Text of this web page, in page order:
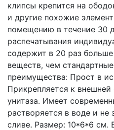
клипсы крепится на
и другие похожие
помещению в течение 30
распечатывания
содержит в 20 раз
веществ, чем
преимущества: Прост в
Прикрепляется к внешней
унитаза. Имеет
растворяется в воде и не
сливе. Размер: 10*6*6 см.